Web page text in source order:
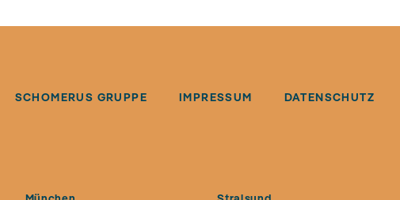
SCHOMERUS GRUPPE IMPRESSUM DATENSCHUTZ